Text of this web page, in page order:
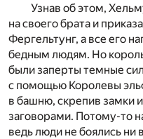
Узнав об этом,
на своего брата и
Фергельтунг, а все его
бедным людям. Но
были заперты темные
с помощью Королевы
в башню, скрепив замки
заговорами. Потому-то
ведь люди не боялись ни